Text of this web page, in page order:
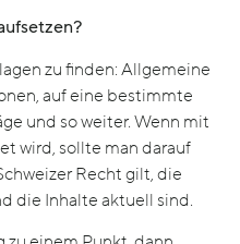
zu finden: Allgemeine
auf eine bestimmte
und so weiter. Wenn mit
wird, sollte man darauf
Recht gilt, die
die Inhalte aktuell sind.